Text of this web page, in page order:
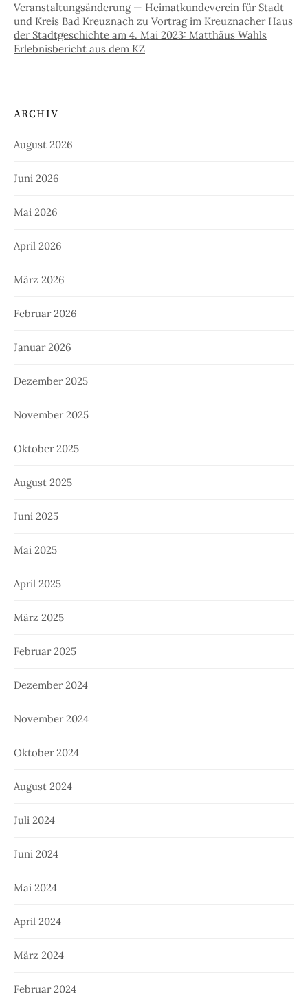
Veranstaltungsänderung — Heimatkundeverein für Stadt
und Kreis Bad Kreuznach zu Vortrag im Kreuznacher Haus
der Stadtgeschichte am 4. Mai 2023: Matthäus Wahls
Erlebnisbericht aus dem KZ
ARCHIV
August 2026
Juni 2026
Mai 2026
April 2026
März 2026
Februar 2026
Januar 2026
Dezember 2025
November 2025
Oktober 2025
August 2025
Juni 2025
Mai 2025
April 2025
März 2025
Februar 2025
Dezember 2024
November 2024
Oktober 2024
August 2024
Juli 2024
Juni 2024
Mai 2024
April 2024
März 2024
Februar 2024